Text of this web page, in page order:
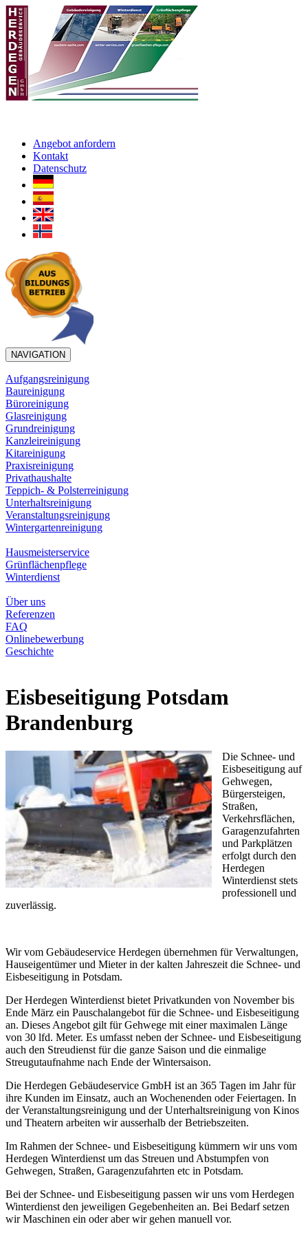
Angebot anfordern
Kontakt
Datenschutz
NAVIGATION
Aufgangsreinigung
Baureinigung
Büroreinigung
Glasreinigung
Grundreinigung
Kanzleireinigung
Kitareinigung
Praxisreinigung
Privathaushalte
Teppich- & Polsterreinigung
Unterhaltsreinigung
Veranstaltungsreinigung
Wintergartenreinigung
Hausmeisterservice
Grünflächenpflege
Winterdienst
Über uns
Referenzen
FAQ
Onlinebewerbung
Geschichte
Eisbeseitigung Potsdam
Brandenburg
Die Schnee- und
Eisbeseitigung auf
Gehwegen,
Bürgersteigen,
Straßen,
Verkehrsflächen,
Garagenzufahrten
und Parkplätzen
erfolgt durch den
Herdegen
Winterdienst stets
professionell und
zuverlässig.
Wir vom Gebäudeservice Herdegen übernehmen für Verwaltungen,
Hauseigentümer und Mieter in der kalten Jahreszeit die Schnee- und
Eisbeseitigung in Potsdam.
Der Herdegen Winterdienst bietet Privatkunden von November bis
Ende März ein Pauschalangebot für die Schnee- und Eisbeseitigung
an. Dieses Angebot gilt für Gehwege mit einer maximalen Länge
von 30 lfd. Meter. Es umfasst neben der Schnee- und Eisbeseitigung
auch den Streudienst für die ganze Saison und die einmalige
Streugutaufnahme nach Ende der Wintersaison.
Die Herdegen Gebäudeservice GmbH ist an 365 Tagen im Jahr für
ihre Kunden im Einsatz, auch an Wochenenden oder Feiertagen. In
der Veranstaltungsreinigung und der Unterhaltsreinigung von Kinos
und Theatern arbeiten wir ausserhalb der Betriebszeiten.
Im Rahmen der Schnee- und Eisbeseitigung kümmern wir uns vom
Herdegen Winterdienst um das Streuen und Abstumpfen von
Gehwegen, Straßen, Garagenzufahrten etc in Potsdam.
Bei der Schnee- und Eisbeseitigung passen wir uns vom Herdegen
Winterdienst den jeweiligen Gegebenheiten an. Bei Bedarf setzen
wir Maschinen ein oder aber wir gehen manuell vor.